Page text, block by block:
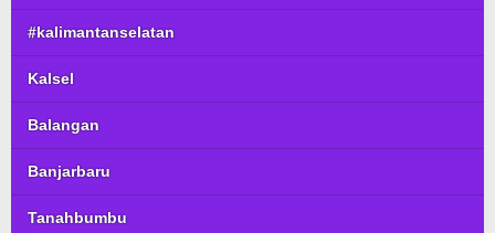
#kalimantanselatan
Kalsel
Balangan
Banjarbaru
Tanahbumbu